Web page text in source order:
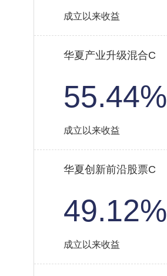
成立以来收益
华夏产业升级混合C
55.44%
成立以来收益
华夏创新前沿股票C
49.12%
成立以来收益